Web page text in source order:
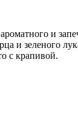
и
и зеленого
с крапивой.